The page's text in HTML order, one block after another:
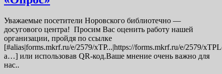
Уважаемые посетители Норовского библиотечно —
досугового центра! Просим Вас оценить работу нашей
организации, пройдя по ссылке
[#alias|forms.mkrf.ru/e/2579/xTP...|https://forms.mkrf.ru/e/2579/
a…] или использовав QR-код.Ваше мнение очень важно для
нас..